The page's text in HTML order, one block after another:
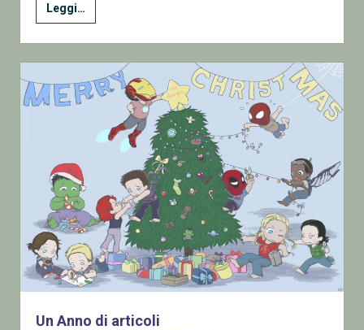
Leggi…Microsoft
Ignite
2021
sta
arrivando
Un Anno di articoli